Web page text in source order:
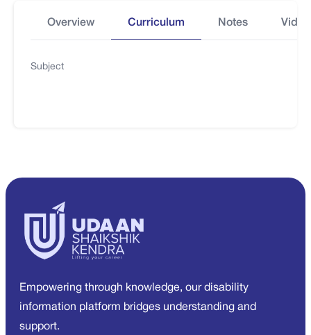
Overview Curriculum Notes
Subject
Empowering through knowledge, our disability
information platform bridges understanding and
support.